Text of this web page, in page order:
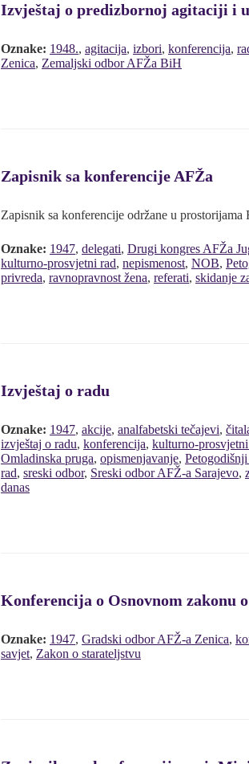
Izvještaj o predizbornoj agitaciji i
Oznake: 1948., agitacija, izbori, konferencija,
Zenica, Zemaljski odbor AFŽa BiH
Zapisnik sa konferencije AFŽa
Zapisnik sa konferencije održane u prostorijama
Oznake: 1947, delegati, Drugi kongres AFŽa
kulturno-prosvjetni rad, nepismenost, NOB,
privreda, ravnopravnost žena, referati, skidanje
Izvještaj o radu
Oznake: 1947, akcije, analfabetski tečajevi,
izvještaj o radu, konferencija, kulturno-
Omladinska pruga, opismenjavanje,
rad, sreski odbor, Sreski odbor AFŽ-a Sarajevo,
danas
Konferencija o Osnovnom zakonu
Oznake: 1947, Gradski odbor AFŽ-a Zenica,
savjet, Zakon o starateljstvu